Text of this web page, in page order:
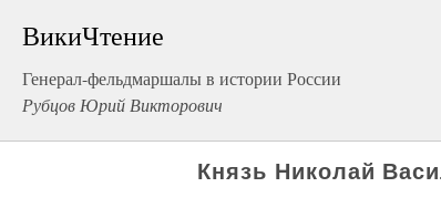
ВикиЧтение
Генерал-фельдмаршалы в истории России
Рубцов Юрий Викторович
Князь Николай